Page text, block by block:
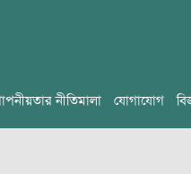
নীতিমালা যোগাযোগ